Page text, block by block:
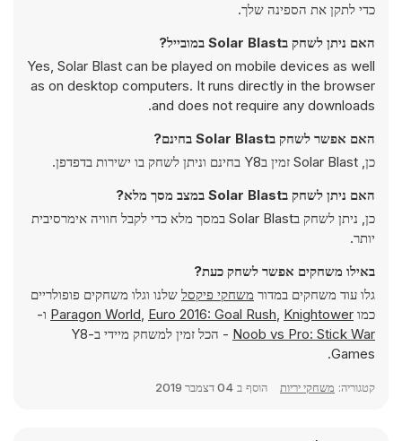
כדי לתקן את הספינה שלך.
האם ניתן לשחק בSolar Blast במובייל?
Yes, Solar Blast can be played on mobile devices as well
as on desktop computers. It runs directly in the browser
and does not require any downloads.
האם אפשר לשחק בSolar Blast בחינם?
כן, Solar Blast זמין בY8 בחינם וניתן לשחק בו ישירות בדפדפן.
האם ניתן לשחק בSolar Blast במצב מסך מלא?
כן, ניתן לשחק בSolar Blast במסך מלא כדי לקבל חוויה אימרסיבית
יותר.
באילו משחקים אפשר לשחק כעת?
גלו עוד משחקים במדור משחקי פיקסל שלנו וגלו משחקים פופולריים
כמו
Paragon World, Euro 2016: Goal Rush, Knightower
ו-
Noob vs Pro: Stick War
- הכל זמין למשחק מיידי ב-Y8
Games.
קטגוריה: משחקי יריות הוסף ב 04 דצמבר 2019